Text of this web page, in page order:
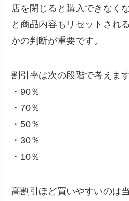
店を閉じると購入できなく
と商品内容もリセットされ
かの判断が重要です。
割引率は次の段階で考えます
・90％
・70％
・50％
・30％
・10％
高割引ほど買いやすいのは